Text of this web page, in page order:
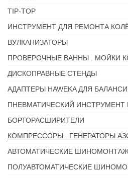
TIP-TOP
ИНСТРУМЕНТ ДЛЯ РЕМОНТА
ВУЛКАНИЗАТОРЫ
ПРОВЕРОЧНЫЕ ВАННЫ . МОЙКИ
ДИСКОПРАВНЫЕ СТЕНДЫ
АДАПТЕРЫ HAWEKA ДЛЯ
ПНЕВМАТИЧЕСКИЙ ИНСТРУМЕНТ
БОРТОРАСШИРИТЕЛИ
КОМПРЕССОРЫ . ГЕНЕРАТОРЫ
АВТОМАТИЧЕСКИЕ
ПОЛУАВТОМАТИЧЕСКИЕ